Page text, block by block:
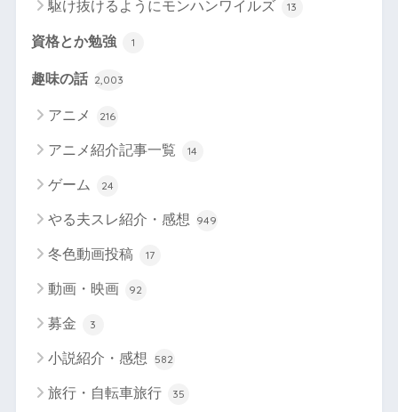
駆け抜けるようにモンハンワイルズ 13
資格とか勉強 1
趣味の話 2,003
アニメ 216
アニメ紹介記事一覧 14
ゲーム 24
やる夫スレ紹介・感想 949
冬色動画投稿 17
動画・映画 92
募金 3
小説紹介・感想 582
旅行・自転車旅行 35